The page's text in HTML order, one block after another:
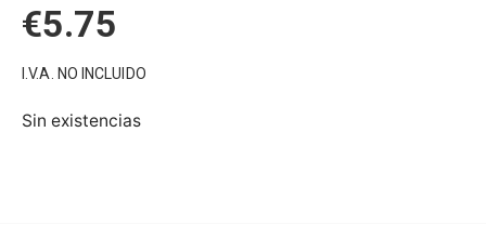
€5.75
I.V.A. NO INCLUIDO
Sin existencias